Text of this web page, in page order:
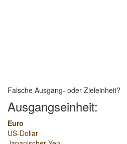
Falsche Ausgang- oder Zieleinheit?
Ausgangseinheit:
Euro
US-Dollar